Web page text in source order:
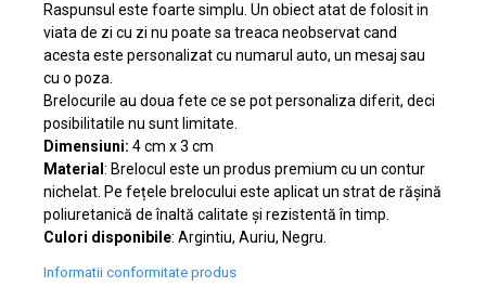
Raspunsul este foarte simplu. Un obiect atat de folosit in
viata de zi cu zi nu poate sa treaca neobservat cand
acesta este personalizat cu numarul auto, un mesaj sau
cu o poza.
Brelocurile au doua fete ce se pot personaliza diferit, deci
posibilitatile nu sunt limitate.
Dimensiuni: 4 cm x 3 cm
Material : Brelocul este un produs premium cu un contur
nichelat. Pe fețele brelocului este aplicat un strat de rășină
poliuretanică de înaltă calitate și rezistentă în timp.
Culori disponibile: Argintiu, Auriu, Negru.
Informatii conformitate produs